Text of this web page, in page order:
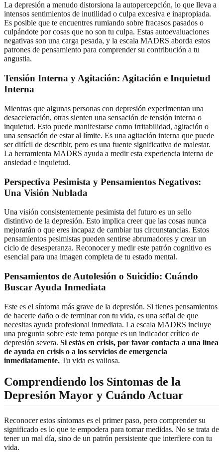
La depresión a menudo distorsiona la autopercepción, lo que lleva a
intensos sentimientos de inutilidad o culpa excesiva e inapropiada.
Es posible que te encuentres rumiando sobre fracasos pasados o
culpándote por cosas que no son tu culpa. Estas autoevaluaciones
negativas son una carga pesada, y la escala MADRS aborda estos
patrones de pensamiento para comprender su contribución a tu
angustia.
Tensión Interna y Agitación: Agitación e Inquietud
Interna
Mientras que algunas personas con depresión experimentan una
desaceleración, otras sienten una sensación de tensión interna o
inquietud. Esto puede manifestarse como irritabilidad, agitación o
una sensación de estar al límite. Es una agitación interna que puede
ser difícil de describir, pero es una fuente significativa de malestar.
La herramienta MADRS ayuda a medir esta experiencia interna de
ansiedad e inquietud.
Perspectiva Pesimista y Pensamientos Negativos:
Una Visión Nublada
Una visión consistentemente pesimista del futuro es un sello
distintivo de la depresión. Esto implica creer que las cosas nunca
mejorarán o que eres incapaz de cambiar tus circunstancias. Estos
pensamientos pesimistas pueden sentirse abrumadores y crear un
ciclo de desesperanza. Reconocer y medir este patrón cognitivo es
esencial para una imagen completa de tu estado mental.
Pensamientos de Autolesión o Suicidio: Cuándo
Buscar Ayuda Inmediata
Este es el síntoma más grave de la depresión. Si tienes pensamientos
de hacerte daño o de terminar con tu vida, es una señal de que
necesitas ayuda profesional inmediata. La escala MADRS incluye
una pregunta sobre este tema porque es un indicador crítico de
depresión severa. Si estás en crisis, por favor contacta a una línea
de ayuda en crisis o a los servicios de emergencia
inmediatamente. Tu vida es valiosa.
Comprendiendo los Síntomas de la
Depresión Mayor y Cuándo Actuar
Reconocer estos síntomas es el primer paso, pero comprender su
significado es lo que te empodera para tomar medidas. No se trata de
tener un mal día, sino de un patrón persistente que interfiere con tu
vida.